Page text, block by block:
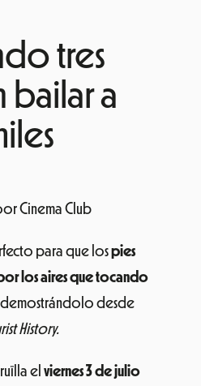
tres
bailar a
para que lospies
los aires que tocando
demostrándolo desde
History.
el viernes 3 de julio